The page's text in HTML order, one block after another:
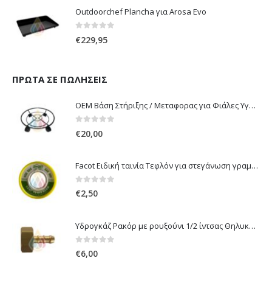
Outdoorchef Plancha για Arosa Evo
€229,95
ΠΡΏΤΑ ΣΕ ΠΩΛΉΣΕΙΣ
OEM Βάση Στήριξης / Μεταφορας για Φιάλες Υγραερίου 10 kg & 13 kg με ροδάκια
€20,00
Facot Ειδική ταινία Τεφλόν για στεγάνωση γραμμών αερίου 12m
0out of 5
€2,50
Υδρογκάζ Ρακόρ με ρουξούνι 1/2 ίντσας Θηλυκό Δεξιόστροφο για σύνδεση συσκευών με λάστιχο υγραερίου 8mm
0out of 5
€6,00